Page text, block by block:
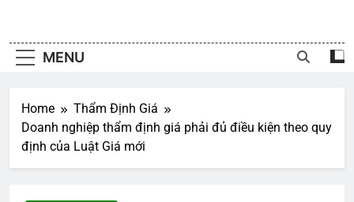
MENU
Home
Thẩm Định Giá
Doanh nghiệp thẩm định giá phải đủ điều kiện theo quy
định của Luật Giá mới